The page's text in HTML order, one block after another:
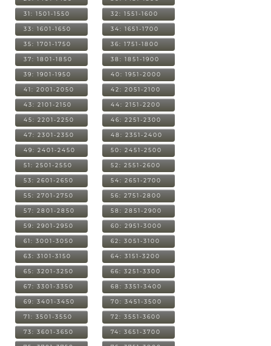
31: 1501-1550 32: 1551-1600
33: 1601-1650 34: 1651-1700
35: 1701-1750 36: 1751-1800
37: 1801-1850 38: 1851-1900
39: 1901-1950 40: 1951-2000
41: 2001-2050 42: 2051-2100
43: 2101-2150 44: 2151-2200
45: 2201-2250 46: 2251-2300
47: 2301-2350 48: 2351-2400
49: 2401-2450 50: 2451-2500
51: 2501-2550 52: 2551-2600
53: 2601-2650 54: 2651-2700
55: 2701-2750 56: 2751-2800
57: 2801-2850 58: 2851-2900
59: 2901-2950 60: 2951-3000
61: 3001-3050 62: 3051-3100
63: 3101-3150 64: 3151-3200
65: 3201-3250 66: 3251-3300
67: 3301-3350 68: 3351-3400
69: 3401-3450 70: 3451-3500
71: 3501-3550 72: 3551-3600
73: 3601-3650 74: 3651-3700